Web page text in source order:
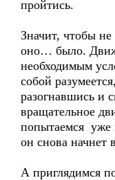
пройтись.
Значит, чтобы
оно… было.
необходимым
собой
разогнавшись и
вращательное
попытаемся уже
он снова начнет
А приглядимся